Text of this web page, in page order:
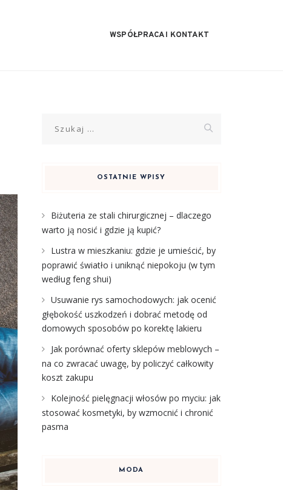
WSPÓŁPRACA I KONTAKT
OSTATNIE WPISY
Biżuteria ze stali chirurgicznej – dlaczego
warto ją nosić i gdzie ją kupić?
Lustra w mieszkaniu: gdzie je umieścić, by
poprawić światło i uniknąć niepokoju (w tym
według feng shui)
Usuwanie rys samochodowych: jak ocenić
głębokość uszkodzeń i dobrać metodę od
domowych sposobów po korektę lakieru
Jak porównać oferty sklepów meblowych –
na co zwracać uwagę, by policzyć całkowity
koszt zakupu
Kolejność pielęgnacji włosów po myciu: jak
stosować kosmetyki, by wzmocnić i chronić
pasma
MODA